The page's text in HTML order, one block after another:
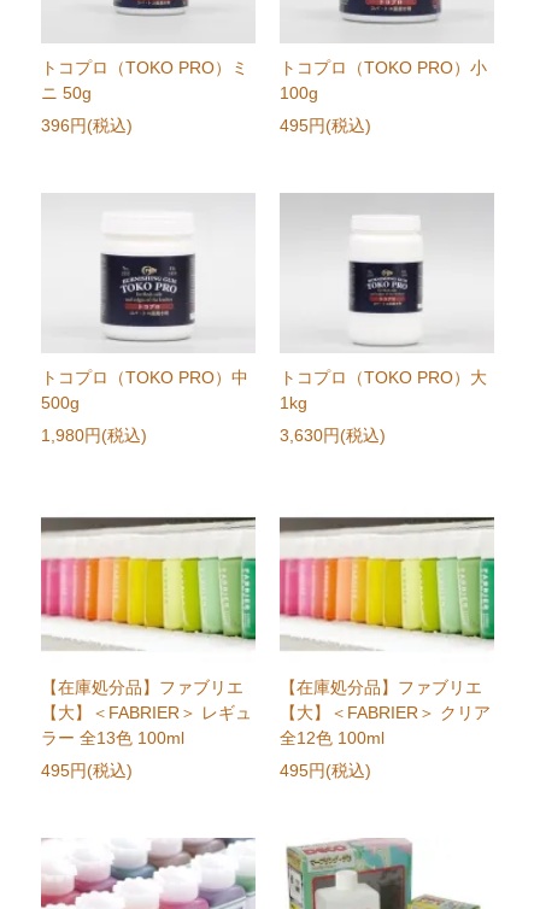
トコプロ（TOKO PRO）ミ
ニ 50g
396円(税込)
トコプロ（TOKO PRO）小
100g
495円(税込)
トコプロ（TOKO PRO）中
500g
1,980円(税込)
トコプロ（TOKO PRO）大
1kg
3,630円(税込)
【在庫処分品】ファブリエ
【大】＜FABRIER＞ レギュ
ラー 全13色 100ml
495円(税込)
【在庫処分品】ファブリエ
【大】＜FABRIER＞ クリア
全12色 100ml
495円(税込)